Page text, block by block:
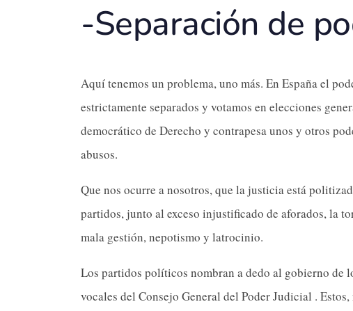
-Separación de
Aquí tenemos un problema, uno más. En España el
estrictamente separados y votamos en elecciones
democrático de Derecho y contrapesa unos y otros
abusos.
Que nos ocurre a nosotros, que la justicia está
partidos, junto al exceso injustificado de aforados, la
mala gestión, nepotismo y latrocinio.
Los partidos políticos nombran a dedo al gobierno de
vocales del Consejo General del Poder Judicial .